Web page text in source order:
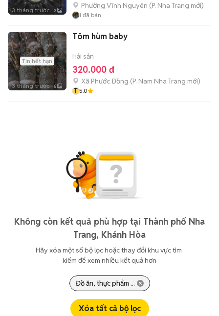
3 tháng trước 2
Phường Vĩnh Nguyên (P. Nha Trang mới)
1 đã bán
Tin hết hạn
3 tháng trước 6
Tôm hùm baby
Hải sản
320.000 đ
Xã Phước Đồng (P. Nam Nha Trang mới)
T 5.0
Không còn kết quả phù hợp tại Thành phố Nha
Trang, Khánh Hòa
Hãy xóa một số bộ lọc hoặc thay đổi khu vực tìm
kiếm để xem nhiều kết quả hơn
Đồ ăn, thực phẩm ...
Xóa tất cả bộ lọc